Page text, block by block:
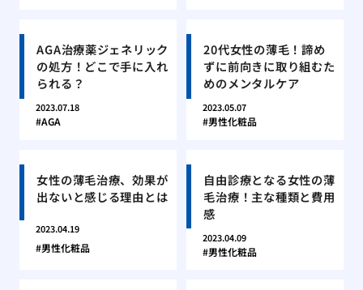
AGA治療薬ジェネリック
の処方！どこで手に入れ
られる？
2023.07.18
AGA
20代女性の薄毛！諦め
ずに前向きに取り組むた
めのメンタルケア
2023.05.07
男性化粧品
女性の薄毛治療、効果が
出ないと感じる理由とは
2023.04.19
男性化粧品
自由診療となる女性の薄
毛治療！主な種類と費用
感
2023.04.09
男性化粧品